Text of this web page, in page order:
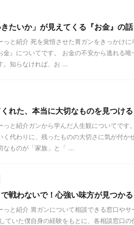
きたいか」が見えてくる『お金』の話
っと紹介 死を覚悟させた胃ガンをきっかけに
金』についてです。 お金の不安から逃れる唯
。知らなければ、お ...
れた、本当に大切なものを見つけ
っと紹介ガンから学んだ人生観についてです
く代わりに、残ったものの大切さに気が付か
なものが「家族」と「 ...
戦わないで！心強い味方が見つか
っと紹介 胃ガンについて相談できる窓口や
ていた僕自身の経験をもとに、各相談窓口